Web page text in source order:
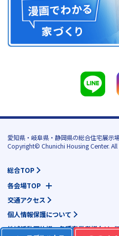
愛知県・岐阜県・静岡県の総合住宅展
Copyright© Chunichi Housing Center.
総合TOP
各会場TOP
交通アクセス
個人情報保護について
地域活動団体様・各種事業者様向けご